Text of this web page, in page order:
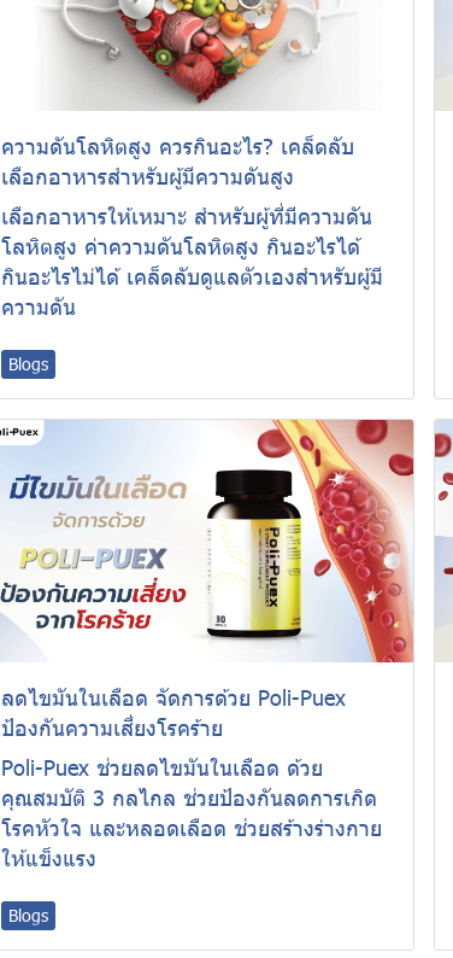
ความดันโลหิตสูง ควรกินอะไร? เคล็ดลับ
เลือกอาหารสำหรับผู้มีความดันสูง
เลือกอาหารให้เหมาะ สำหรับผู้ที่มีความดัน
โลหิตสูง ค่าความดันโลหิตสูง กินอะไรได้
กินอะไรไม่ได้ เคล็ดลับดูแลตัวเองสำหรับผู้มี
ความดัน
Blogs
ลดไขมันในเลือด จัดการด้วย Poli-Puex
ป้องกันความเสี่ยงโรคร้าย
Poli-Puex ช่วยลดไขมันในเลือด ด้วย
คุณสมบัติ 3 กลไกล ช่วยป้องกันลดการเกิด
โรคหัวใจ และหลอดเลือด ช่วยสร้างร่างกาย
ให้แข็งแรง
Blogs